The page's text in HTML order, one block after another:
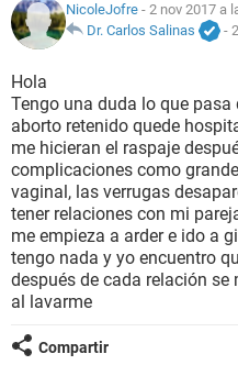
NUTRICIÓN
BIENESTAR
SEXUALIDAD
GLOSARIO
NicoleJofre - 2 nov 2017 a
Dr. Carlos Salinas
-
Hola
Tengo una duda lo que
aborto retenido quede
me hicieran el raspaje
complicaciones como
vaginal, las verrugas
tener relaciones con mi
me empieza a arder e ido a
tengo nada y yo encuentro
después de cada relación
al lavarme
Compartir